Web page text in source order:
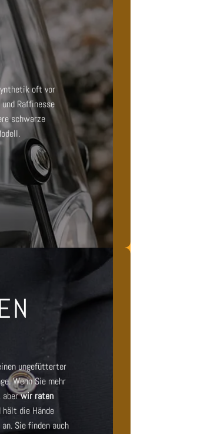
oft vor
und Raffinesse
schwarze
ungefütterter
Wenn Sie mehr
aberwir raten
die Hände
Sie finden auch